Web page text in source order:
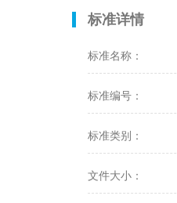
标准详情
标准名称：
标准编号：
标准类别：
文件大小：